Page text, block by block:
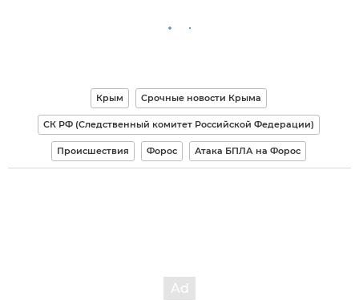
Крым Срочные новости Крыма
СК РФ (Следственный комитет Российской Федерации)
Происшествия Форос Атака БПЛА на Форос